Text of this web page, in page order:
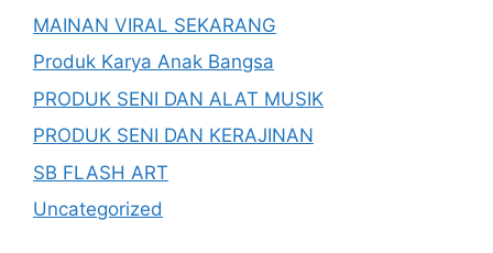
MAINAN VIRAL SEKARANG
Produk Karya Anak Bangsa
PRODUK SENI DAN ALAT MUSIK
PRODUK SENI DAN KERAJINAN
SB FLASH ART
Uncategorized